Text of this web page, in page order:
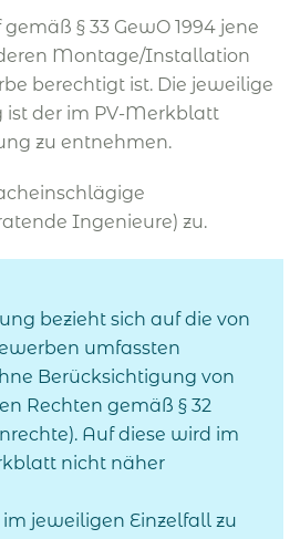
§ 33 GewO 1994 jene
Montage/Installation
berechtigt ist. Die jeweilige
ist der im PV-Merkblatt
zu entnehmen.
Ingenieure) zu.
bezieht sich auf die von
umfassten
Berücksichtigung von
Rechten gemäß § 32
Auf diese wird im
nicht näher
jeweiligen Einzelfall zu